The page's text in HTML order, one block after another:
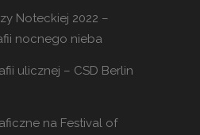
Noteckiej 2022 –
nocnego nieba
ulicznej – CSD Berlin
na Festival of